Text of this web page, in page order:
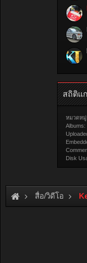
สถิติแ
หมวดหมู่:
Albums:
Disk
สื่อ/วิดีโอ